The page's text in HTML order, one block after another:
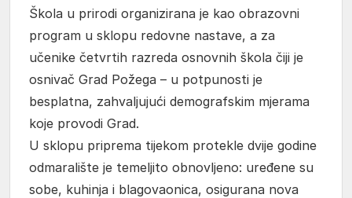
Škola u prirodi organizirana je kao obrazovni
program u sklopu redovne nastave, a za
učenike četvrtih razreda osnovnih škola čiji je
osnivač Grad Požega – u potpunosti je
besplatna, zahvaljujući demografskim mjerama
koje provodi Grad.
U sklopu priprema tijekom protekle dvije godine
odmaralište je temeljito obnovljeno: uređene su
sobe, kuhinja i blagovaonica, osigurana nova